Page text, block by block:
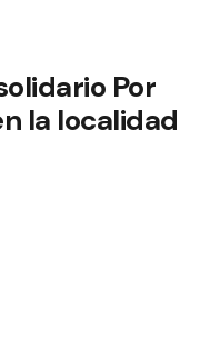
Por
la localidad